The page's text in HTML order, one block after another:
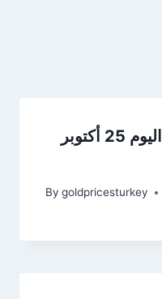
سعر الذهب في تركيا اليوم 25 أكتوبر
By goldpricesturkey